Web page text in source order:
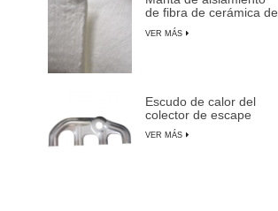
de fibra de cerámica de
alta temperatura
VER MÁS
Escudo de calor del
colector de escape
para automóviles,
camiones y SUV
VER MÁS